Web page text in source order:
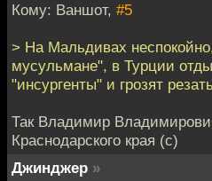
Кому: Ваншот, #5
> На Мальдивах
мусульмане", в Турции
"инсургенты" и грозят
Так Владимир
Краснодарского края (с)
Джинджер »